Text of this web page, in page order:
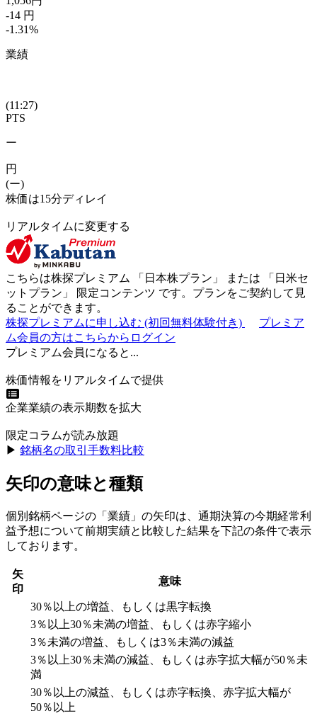
-14 円
-1.31%
業績
(11:27)
PTS
ー
円
(ー)
株価は15分ディレイ
リアルタイムに変更する
こちらは株探プレミアム 「 日本株プラン 」 または 「 日米セ
ットプラン 」 限定コンテンツ です。プランをご契約して見
ることができます。
株探プレミアムに申し込む (初回無料体験付き)
プレミア
ム会員の方はこちらからログイン
プレミアム会員になると...
株価情報をリアルタイムで提供
企業業績の表示期数を拡大
限定コラムが読み放題
▶︎ 銘柄名の取引手数料比較
矢印の意味と種類
個別銘柄ページの「業績」の矢印は、通期決算の今期経常利
益予想について前期実績と比較した結果を下記の条件で表示
しております。
矢
印
意味
30％以上の増益、もしくは黒字転換
3％以上30％未満の増益、もしくは赤字縮小
3％未満の増益、もしくは3％未満の減益
3％以上30％未満の減益、もしくは赤字拡大幅が50％未
満
30％以上の減益、もしくは赤字転換、赤字拡大幅が
50％以上